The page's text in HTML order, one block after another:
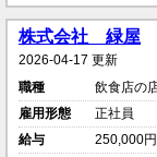
株式会社 緑屋
2026-04-17 更新
職種
飲食店の
雇用形態
正社員
給与
250,000